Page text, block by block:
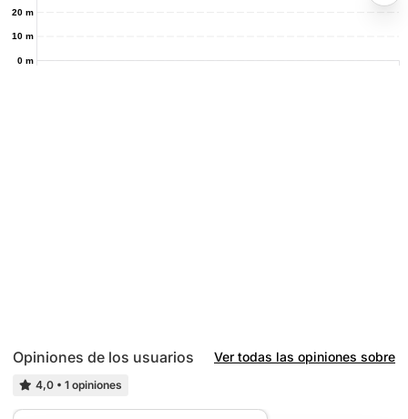
0 m
10 m
20 m
Opiniones de los usuarios Ver todas las opiniones sobre
4,0 • 1 opiniones